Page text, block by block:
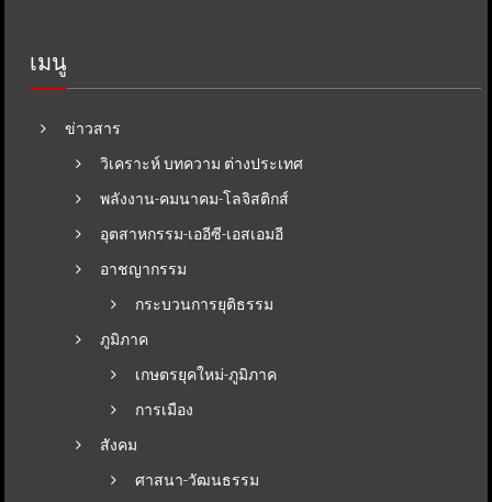
เมนู
ข่าวสาร
วิเคราะห์ บทความ ต่างประเทศ
พลังงาน-คมนาคม-โลจิสติกส์
อุตสาหกรรม-เออีซี-เอสเอมอี
อาชญากรรม
กระบวนการยุติธรรม
ภูมิภาค
เกษตรยุคใหม่-ภูมิภาค
การเมือง
สังคม
ศาสนา-วัฒนธรรม